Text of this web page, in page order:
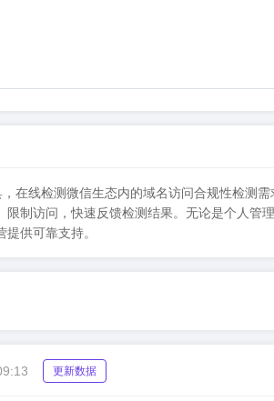
在线检测微信生态内的域名访问合规性检测
制访问，快速反馈检测结果。无论是个人
供可靠支持。
更新数据